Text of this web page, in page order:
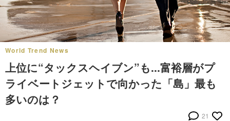
World Trend News
上位に“タックスヘイブン”も...富裕層がプ
ライベートジェットで向かった「島」最も
多いのは？
21